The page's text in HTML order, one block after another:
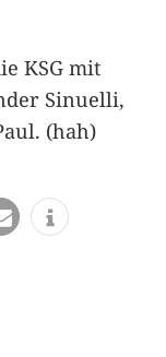
KSG mit
Sinuelli,
(hah)